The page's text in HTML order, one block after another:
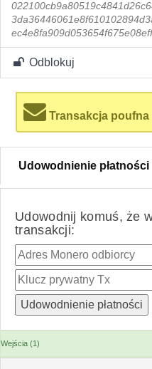
Odblokuj
Transakcja
Udowodnienie płatności
Udowodnij komuś, że
transakcji:
Wejścia (1)